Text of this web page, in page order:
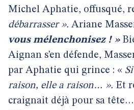
Michel Aphatie, offusqué,
débarrasser ». Ariane
vous mélenchonisez ! »
Aignan s’en défende,
par Aphatie qui grince : «
raison, elle a raison… ». Et
craignait déjà pour sa